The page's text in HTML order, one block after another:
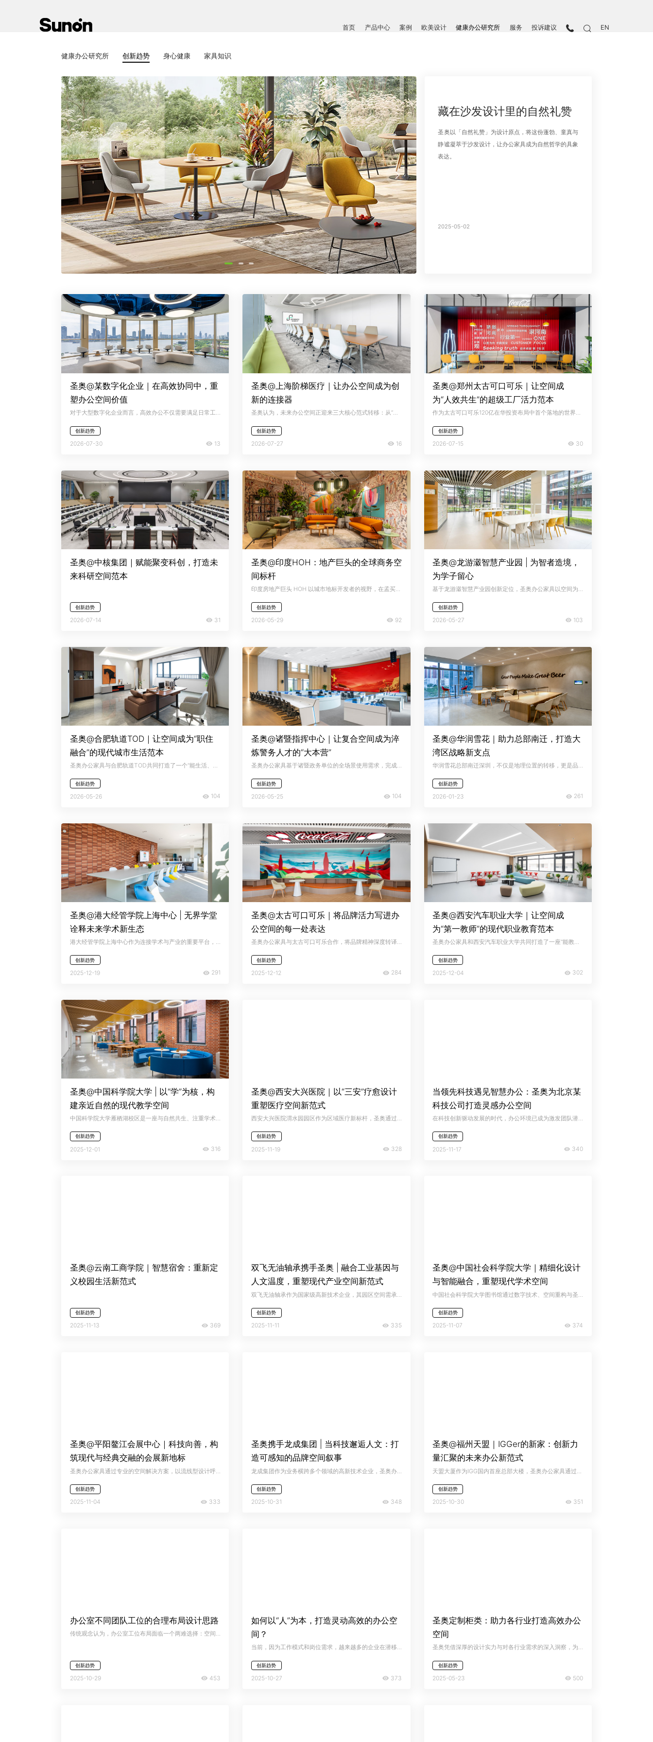
首页 产品中心 案例 欧美设计 健康办公研究所 服务 投诉建议 EN
健康办公研究所 创新趋势 身心健康 家具知识
藏在沙发设计里的自然礼赞
圣奥以「自然礼赞」为设计原点，将这份蓬勃、童真与
静谧凝萃于沙发设计，让办公家具成为自然哲学的具象
表达。
2025-05-02
圣奥@某数字化企业｜在高效协同中，重
塑办公空间价值
对于大型数字化企业而言，高效办公不仅需要满足日常工作的功能需求，也需要回应员工在专注、协作与休憩之间不断变化的工作状态。
创新趋势
2026-07-30 13
圣奥@上海阶梯医疗｜让办公空间成为创
新的连接器
圣奥认为，未来办公空间正迎来三大核心范式转移：从“效率优先”到“创新驱动”、从“标准化”到“高敏捷度”、从“功能优先”到“身心高能”。
创新趋势
2026-07-27 16
圣奥@郑州太古可口可乐｜让空间成
为“人效共生”的超级工厂活力范本
作为太古可口可乐120亿在华投资布局中首个落地的世界级标杆项目，圣奥办公家具与郑州太古可口可乐共同打造了“能高效、能交流、能放松”的现代化工厂复合生态，让空间本身成为效率与活力的“转换器”，推动工厂空间从单一生产属性转向人效共生，助力员工顺利完成从快节奏生产到慢节奏休憩的过渡。
创新趋势
2026-07-15 30
圣奥@中核集团｜赋能聚变科创，打造未
来科研空间范本
创新趋势
2026-07-14 31
圣奥@印度HOH：地产巨头的全球商务空
间标杆
印度房地产巨头 HOH 以城市地标开发者的视野，在孟买波维繁华中轴打造 Scorpio House 总部，携手圣奥办公家具实现空间美学与商务效率的双维融合，构筑兼具建筑张力与人文温度的全球商务办公新标杆。
创新趋势
2026-05-29 92
圣奥@龙游瀫智慧产业园 | 为智者造境，
为学子留心
基于龙游瀫智慧产业园创新定位，圣奥办公家具以空间为媒介，针对园区的两大核心板块——浙工大生态工业创新研究院与浙江建设技师学院龙游校区，展开了差异化的设计与赋能 。
创新趋势
2026-05-27 103
圣奥@合肥轨道TOD｜让空间成为“职住
融合”的现代城市生活范本
圣奥办公家具与合肥轨道TOD共同打造了一个“能生活、能办公、能社交”的现代化复合生态，让空间本身成为高效与舒适的“转换器”，推动居住空间从单一属性转向职住平衡，助力都市人顺利完成从快节奏枢纽到慢生活港湾的过渡。
创新趋势
2026-05-26 104
圣奥@诸暨指挥中心｜让复合空间成为淬
炼警务人才的“大本营”
圣奥办公家具基于诸暨政务单位的全场景使用需求，完成空间的一体化打造，打破了严肃冰冷的刻板印象，让空间本身成为秩序、效率与温度的集合体，重塑政务空间的多元形态 。
创新趋势
2026-05-25 104
圣奥@华润雪花｜助力总部南迁，打造大
湾区战略新支点
华润雪花总部南迁深圳，不仅是地理位置的转移，更是品牌深耕粤港澳大湾区、决胜高端化未来的战略举措。为发挥“链主企业”的生态聚合效应，雪花携手圣奥办公家具，以空间为媒介构建吸引产业链上下游的创新磁场，驱动价值链协同升级。
创新趋势
2026-01-23 261
圣奥@港大经管学院上海中心 | 无界学堂
诠释未来学术新生态
港大经管学院上海中心作为连接学术与产业的重要平台，其空间设计需兼顾教学研究、商业实践与社会连接等多重功能。圣奥办公家具以空间为媒介，通过灵活、智能、人性化的办公家具解决方案，展现了圣奥作为领先办公家具品牌在高端教育空间中的综合实力。
创新趋势
2025-12-19 291
圣奥@太古可口可乐｜将品牌活力写进办
公空间的每一处表达
圣奥办公家具与太古可口可乐合作，将品牌精神深度转译为可感知、可体验的空间语言，打造出一处既能激发创新思维、又能容纳深度专注的现代办公场所——让日常工作，本身成为一场不断滋生灵感的体验。
创新趋势
2025-12-12 284
圣奥@西安汽车职业大学｜让空间成
为“第一教师”的现代职业教育范本
圣奥办公家具和西安汽车职业大学共同打造了一座“能教学、能实训、能创新”的现代化校园，让空间本身成为学生的“第一教师”，推动学习从被动听讲转向主动实践，助力学生顺利完成从校园到职场的过渡。
创新趋势
2025-12-04 302
圣奥@中国科学院大学 | 以“学”为核，构
建亲近自然的现代教学空间
中国科学院大学雁栖湖校区是一座与自然共生、注重学术氛围的高水平研究型大学校区。圣奥结合其“学为中心、亲自然”的规划理念，打造出兼具灵活教学与自然体验的现代化校园空间。
创新趋势
2025-12-01 316
圣奥@西安大兴医院｜以“三安”疗愈设计
重塑医疗空间新范式
创新趋势
2025-11-19 328
当领先科技遇见智慧办公：圣奥为北京某
科技公司打造灵感办公空间
创新趋势
2025-11-17 340
圣奥@云南工商学院｜智慧宿舍：重新定
义校园生活新范式
创新趋势
2025-11-13 369
双飞无油轴承携手圣奥 | 融合工业基因与
人文温度，重塑现代产业空间新范式
创新趋势
2025-11-11 335
圣奥@中国社会科学院大学｜精细化设计
与智能融合，重塑现代学术空间
创新趋势
2025-11-07 374
圣奥@平阳鳌江会展中心｜科技向善，构
筑现代与经典交融的会展新地标
圣奥办公家具通过专业的空间解决方案，以流线型设计呼应鳌江水脉的智慧流动，打造科技向善、人文浸润的会展空间，使其成为区域发展战略的空间载体。
创新趋势
2025-11-04 333
圣奥携手龙成集团 | 当科技邂逅人文：打
造可感知的品牌空间叙事
龙成集团作为业务横跨多个领域的高新技术企业，圣奥办公家具以色彩、材质与布局为核心，为其定制融合科技魅力与人文底蕴的办公空间，将企业创新精神凝练为可感知的品牌叙事，向客户生动展示科技与人文的平衡之美。
创新趋势
2025-10-31 348
圣奥@福州天盟｜IGGer的新家：创新力
量汇聚的未来办公新范式
创新趋势
2025-10-30 351
办公室不同团队工位的合理布局设计思路
传统观念认为，办公室工位布局面临一个两难选择：空间充裕者方可为不同团队规划专属区域，而空间受限者则只能采用“一刀切”的密集布局，优先满足“坐得下”的基本需求，牺牲个性化与效能。
创新趋势
2025-10-29 453
如何以“人”为本，打造灵动高效的办公空
间？
当前，因为工作模式和岗位需求，越来越多的企业在潜移默化下开始进行灵活办公模式。
创新趋势
2025-10-27 373
圣奥定制柜类：助力各行业打造高效办公
空间
圣奥凭借深厚的设计实力与对各行业需求的深入洞察，为教育、医疗、金融、航空等多个领域量身定制了一系列高品质柜类解决方案，助力不同场景实现空间与功能的协调融合。
创新趋势
2025-05-23 500